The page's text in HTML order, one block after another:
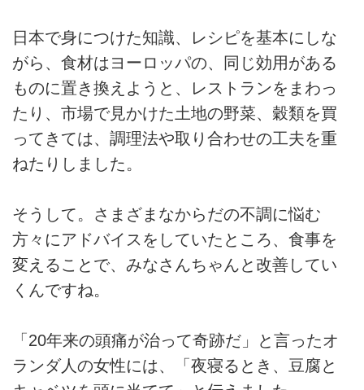
日本で身につけた知識、レシピを基本にしな
がら、食材はヨーロッパの、同じ効用がある
ものに置き換えようと、レストランをまわっ
たり、市場で見かけた土地の野菜、穀類を買
ってきては、調理法や取り合わせの工夫を重
ねたりしました。
そうして。さまざまなからだの不調に悩む
方々にアドバイスをしていたところ、食事を
変えることで、みなさんちゃんと改善してい
くんですね。
「20年来の頭痛が治って奇跡だ」と言ったオ
ランダ人の女性には、「夜寝るとき、豆腐と